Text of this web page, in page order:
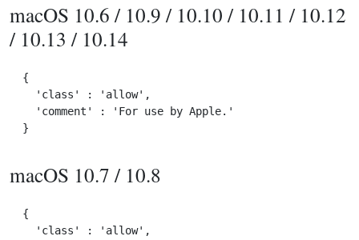
macOS 10.6 / 10.9 / 10.10 / 10.11 / 10.12
/ 10.13 / 10.14
{
  'class' : 'allow',
  'comment' : 'For use by Apple.'
macOS 10.7 / 10.8
{
  'class' : 'allow',